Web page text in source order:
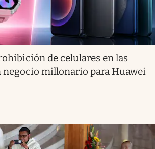
de celulares en las
negocio millonario para Huawei